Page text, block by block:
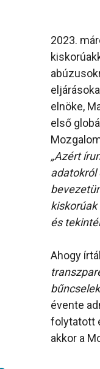
2023.
elnöke,
első
„Azért
adatokról
és
Ahogy
évente
folytatott
akkor a